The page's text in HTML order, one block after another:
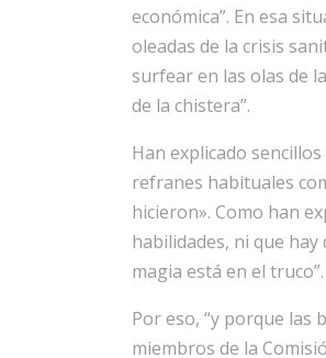
económica”. En esa
oleadas de la crisis
surfear en las olas de
de la chistera”.
Han explicado
refranes habituales
hicieron». Como han
habilidades, ni que
magia está en el truco”.
Por eso, “y porque las
miembros de la